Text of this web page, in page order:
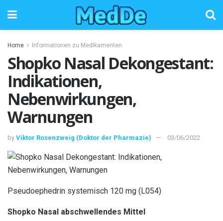
Home Informationen zu Medikamenten
Shopko Nasal Dekongestant:
Indikationen,
Nebenwirkungen,
Warnungen
by Viktor Rosenzweig (Doktor der Pharmazie) 03/06/2022
Pseudoephedrin systemisch 120 mg (L054)
Shopko Nasal abschwellendes Mittel